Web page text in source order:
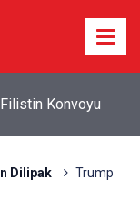
Konvoyu
Dilipak
Trump